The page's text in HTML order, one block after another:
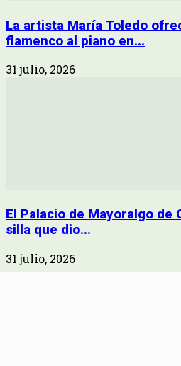
La artista María Toledo
flamenco al piano en...
31 julio, 2026
El Palacio de Mayoralgo de
silla que dio...
31 julio, 2026